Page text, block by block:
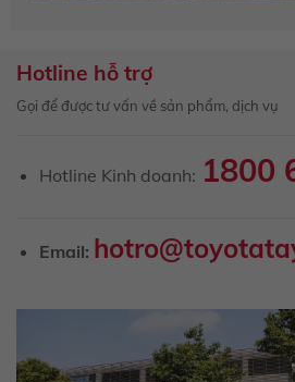
Hotline hỗ trợ
Gọi để được tư vấn về sản phẩm, dịch vụ
Hotline Kinh doanh: 1800
Email: